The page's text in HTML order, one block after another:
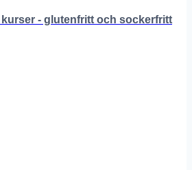
- glutenfritt och sockerfritt